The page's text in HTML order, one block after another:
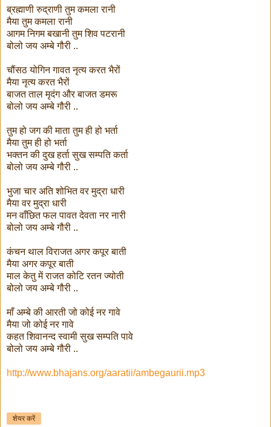
ब्रह्माणी रुद्राणी तुम कमला रानी
मैया तुम कमला रानी
आगम निगम बखानी तुम शिव पटरानी
बोलो जय अम्बे गौरी ..
चौंसठ योगिन गावत नृत्य करत भैरों
मैया नृत्य करत भैरों
बाजत ताल मृदंग और बाजत डमरू
बोलो जय अम्बे गौरी ..
तुम हो जग की माता तुम ही हो भर्ता
मैया तुम ही हो भर्ता
भक्तन की दुख हर्ता सुख सम्पति कर्ता
बोलो जय अम्बे गौरी ..
भुजा चार अति शोभित वर मुद्रा धारी
मैया वर मुद्रा धारी
मन वाँछित फल पावत देवता नर नारी
बोलो जय अम्बे गौरी ..
कंचन थाल विराजत अगर कपूर बाती
मैया अगर कपूर बाती
माल केतु में राजत कोटि रतन ज्योती
बोलो जय अम्बे गौरी ..
माँ अम्बे की आरती जो कोई नर गावे
मैया जो कोई नर गावे
कहत शिवानन्द स्वामी सुख सम्पति पावे
बोलो जय अम्बे गौरी ..
http://www.bhajans.org/aaratii/ambegaurii.mp3
शेयर करें